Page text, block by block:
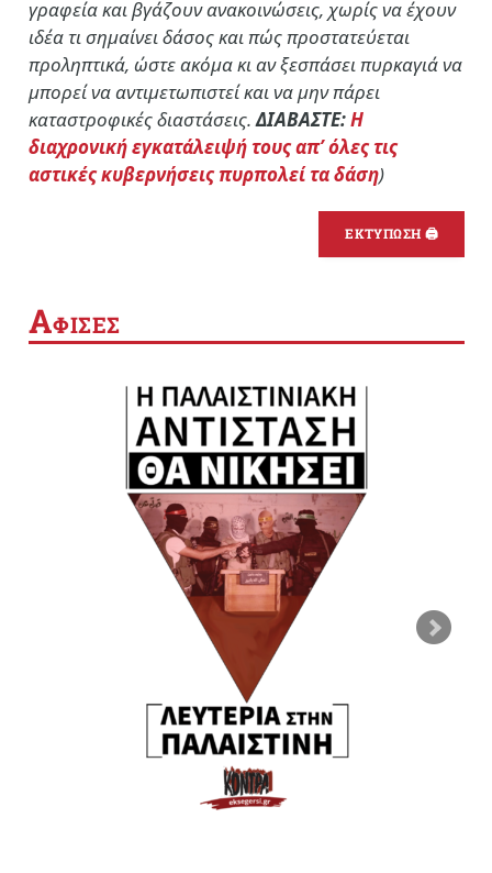
γραφεία και βγάζουν ανακοινώσεις, χωρίς να έχουν
ιδέα τι σημαίνει δάσος και πώς προστατεύεται
προληπτικά, ώστε ακόμα κι αν ξεσπάσει πυρκαγιά να
μπορεί να αντιμετωπιστεί και να μην πάρει
καταστροφικές διαστάσεις.ΔΙΑΒΑΣΤΕ:Η
διαχρονική εγκατάλειψή τους απ’ όλες τις
αστικές κυβερνήσεις πυρπολεί τα δάση)
ΕΚΤΥΠΩΣΗ 🖨
ΑΦΙΣΕΣ